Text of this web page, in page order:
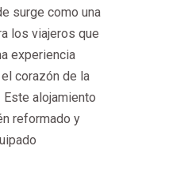
surge como una
los viajeros que
experiencia
corazón de la
Este alojamiento
reformado y